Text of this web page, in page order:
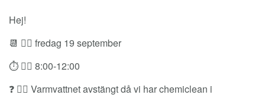
Hej!
📆 👉🏼 fredag 19 september
⏱️ 👉🏼 8:00-12:00
❓ 👉🏼 Varmvattnet avstängt då vi har chemiclean i